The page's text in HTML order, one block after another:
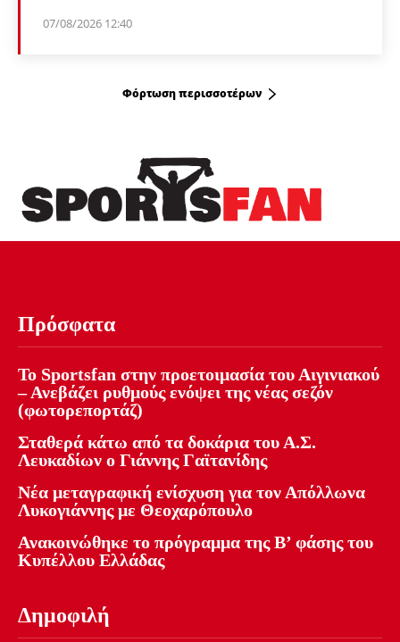
07/08/2026 12:40
Φόρτωση περισσοτέρων
Πρόσφατα
Το Sportsfan στην προετοιμασία του Αιγινιακού
– Ανεβάζει ρυθμούς ενόψει της νέας σεζόν
(φωτορεπορτάζ)
Σταθερά κάτω από τα δοκάρια του Α.Σ.
Λευκαδίων ο Γιάννης Γαϊτανίδης
Νέα μεταγραφική ενίσχυση για τον Απόλλωνα
Λυκογιάννης με Θεοχαρόπουλο
Ανακοινώθηκε το πρόγραμμα της Β’ φάσης του
Κυπέλλου Ελλάδας
Δημοφιλή